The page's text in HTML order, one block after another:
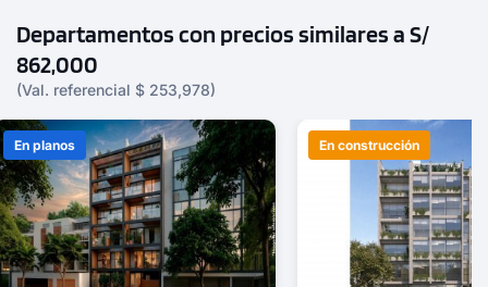
Departamentos con precios similares a S/
862,000
(Val. referencial $ 253,978)
En planos En construcción